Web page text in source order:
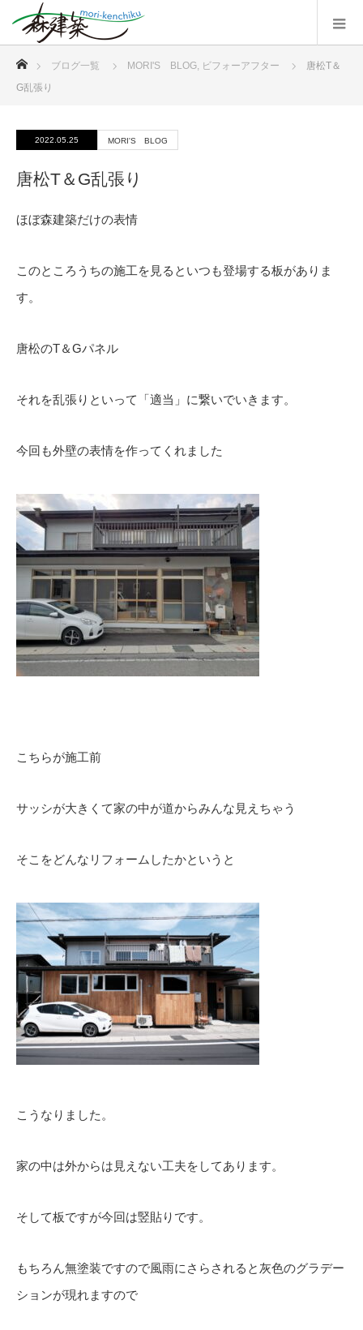
ブログ一覧 MORI'S BLOG, ビフォーアフター
唐松T＆
G乱張り
2022.05.25 MORI'S BLOG
唐松T＆G乱張り
ほぼ森建築だけの表情
このところうちの施工を見るといつも登場する板がありま
す。
唐松のT＆Gパネル
それを乱張りといって「適当」に繋いでいきます。
今回も外壁の表情を作ってくれました
こちらが施工前
サッシが大きくて家の中が道からみんな見えちゃう
そこをどんなリフォームしたかというと
こうなりました。
家の中は外からは見えない工夫をしてあります。
そして板ですが今回は竪貼りです。
もちろん無塗装ですので風雨にさらされると灰色のグラデー
ションが現れますので